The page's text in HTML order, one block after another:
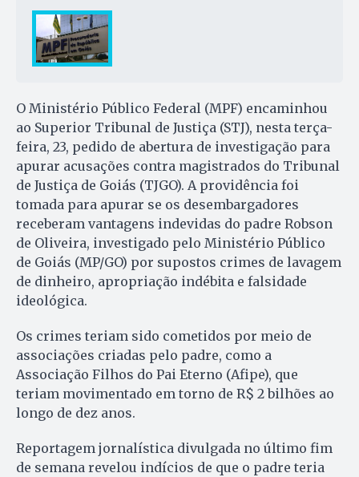
O Ministério Público Federal (MPF) encaminhou
ao Superior Tribunal de Justiça (STJ), nesta terça-
feira, 23, pedido de abertura de investigação para
apurar acusações contra magistrados do Tribunal
de Justiça de Goiás (TJGO). A providência foi
tomada para apurar se os desembargadores
receberam vantagens indevidas do padre Robson
de Oliveira, investigado pelo Ministério Público
de Goiás (MP/GO) por supostos crimes de lavagem
de dinheiro, apropriação indébita e falsidade
ideológica.
Os crimes teriam sido cometidos por meio de
associações criadas pelo padre, como a
Associação Filhos do Pai Eterno (Afipe), que
teriam movimentado em torno de R$ 2 bilhões ao
longo de dez anos.
Reportagem jornalística divulgada no último fim
de semana revelou indícios de que o padre teria